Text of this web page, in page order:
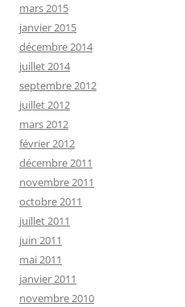
mars 2015
janvier 2015
décembre 2014
juillet 2014
septembre 2012
juillet 2012
mars 2012
février 2012
décembre 2011
novembre 2011
octobre 2011
juillet 2011
juin 2011
mai 2011
janvier 2011
novembre 2010